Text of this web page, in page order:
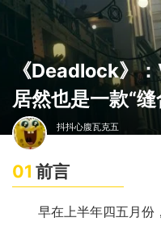
《Deadlock》
居然也是一款“缝
抖抖心腹瓦克五
01 前言
早在上半年四五月份